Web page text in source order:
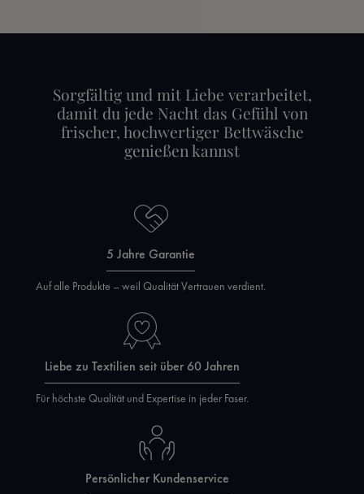
Sorgfältig und mit Liebe verarbeitet,
damit du jede Nacht das Gefühl von
frischer, hochwertiger Bettwäsche
genießen kannst
5 Jahre Garantie
Auf alle Produkte – weil Qualität Vertrauen verdient.
Liebe zu Textilien seit über 60 Jahren
Für höchste Qualität und Expertise in jeder Faser.
Persönlicher Kundenservice